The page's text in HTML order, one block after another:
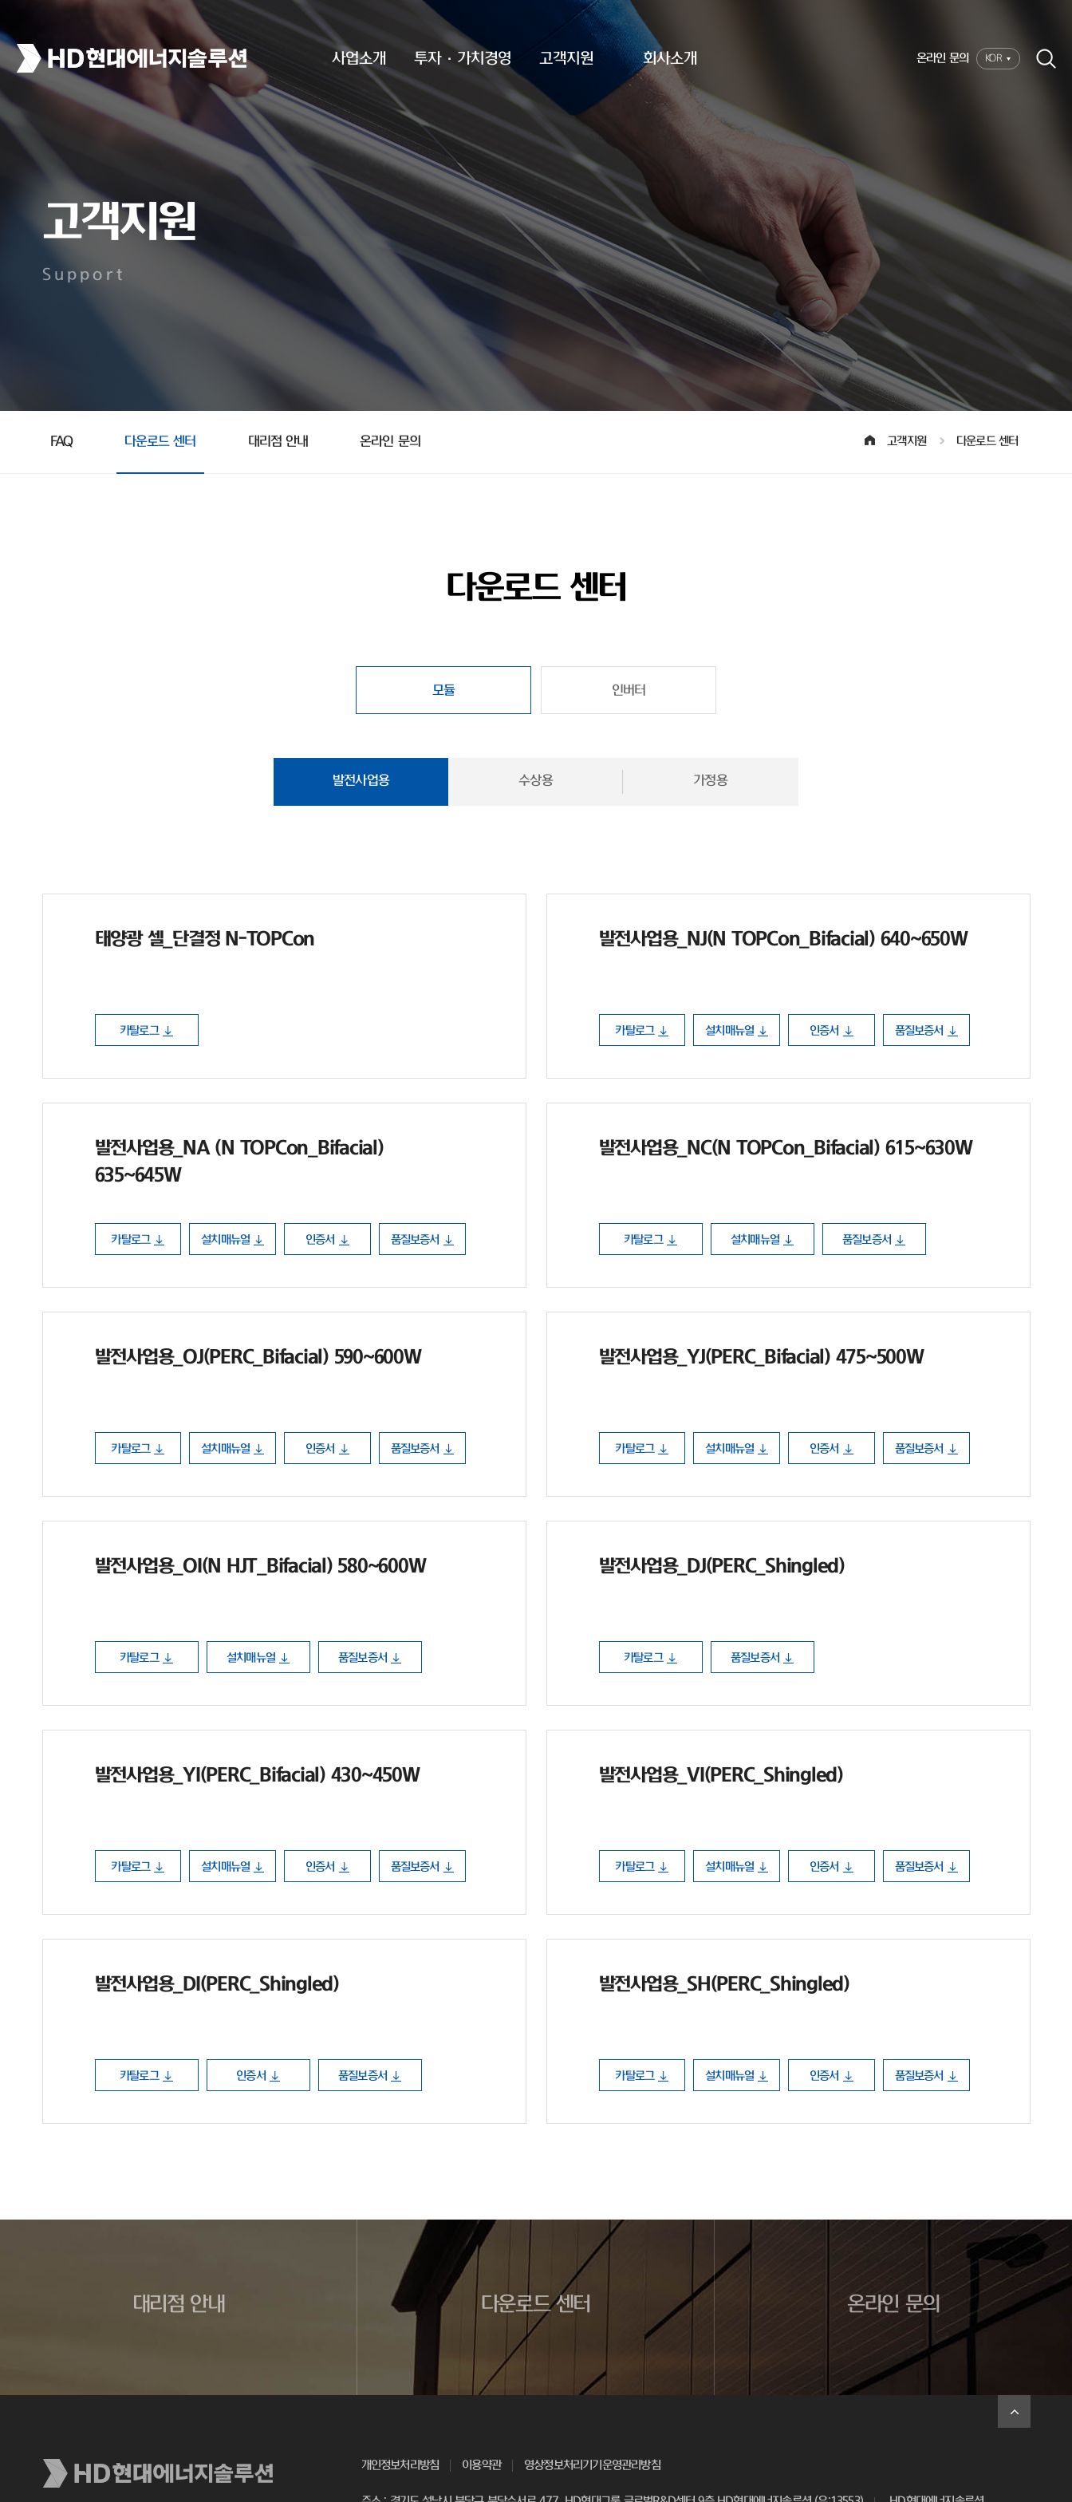
사업소개 투자·가치경영 고객지원 회사소개 온라인 문의 KOR
고객지원
Support
FAQ 다운로드 센터 대리점 안내 온라인 문의 고객지원 다운로드 센터
다운로드 센터
모듈 인버터
발전사업용 수상용 가정용
태양광 셀_단결정 N-TOPCon
카탈로그
발전사업용_NJ(N TOPCon_Bifacial) 640~650W
카탈로그 설치매뉴얼 인증서 품질보증서
발전사업용_NA (N TOPCon_Bifacial)
635~645W
카탈로그 설치매뉴얼 인증서 품질보증서
발전사업용_NC(N TOPCon_Bifacial) 615~630W
카탈로그 설치매뉴얼 품질보증서
발전사업용_OJ(PERC_Bifacial) 590~600W
카탈로그 설치매뉴얼 인증서 품질보증서
발전사업용_YJ(PERC_Bifacial) 475~500W
카탈로그 설치매뉴얼 인증서 품질보증서
발전사업용_OI(N HJT_Bifacial) 580~600W
카탈로그 설치매뉴얼 품질보증서
발전사업용_DJ(PERC_Shingled)
카탈로그 품질보증서
발전사업용_YI(PERC_Bifacial) 430~450W
카탈로그 설치매뉴얼 인증서 품질보증서
발전사업용_VI(PERC_Shingled)
카탈로그 설치매뉴얼 인증서 품질보증서
발전사업용_DI(PERC_Shingled)
카탈로그 인증서 품질보증서
발전사업용_SH(PERC_Shingled)
카탈로그 설치매뉴얼 인증서 품질보증서
대리점 안내 다운로드 센터 온라인 문의
개인정보처리방침 이용약관 영상정보처리기기운영관리방침